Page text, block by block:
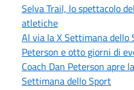
Selva Trail, lo spettacolo
atletiche
Al via la X Settimana dello
Peterson e otto giorni di
Coach Dan Peterson apre
Settimana dello Sport